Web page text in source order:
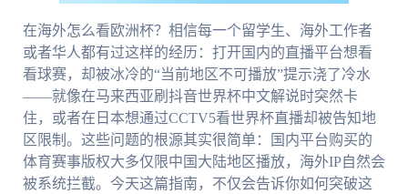
在海外怎么看欧洲杯？相信每一个留学生、海外工作者
或者华人都有过这样的经历：打开国内的直播平台想看
看球赛，却被冰冷的“当前地区不可播放”提示浇了冷水
——就像在马来西亚刷抖音世界杯中文解说时突然卡
住，或者在日本想通过CCTV5看世界杯直播却被告知地
区限制。这些问题的根源其实很简单：国内平台购买的
体育赛事版权大多仅限中国大陆地区播放，海外IP自然会
被系统拦截。今天这篇指南，不仅会告诉你如何突破这